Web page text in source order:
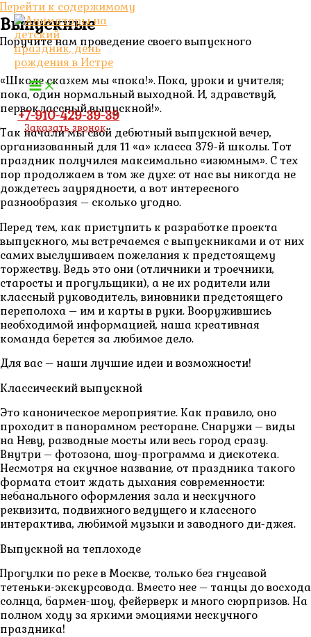
Перейти к содержимому
+7-910-429-39-39
Заказать звонок
Выпускные
Поручите нам проведение своего выпускного
«Школе скажем мы «пока!». Пока, уроки и учителя;
пока, один нормальный выходной. И, здравствуй,
первоклассный выпускной!».
Так начали мы свой дебютный выпускной вечер,
организованный для 11 «а» класса 379-й школы. Тот
праздник получился максимально «изюмным». С тех
пор продолжаем в том же духе: от нас вы никогда не
дождетесь заурядности, а вот интересного
разнообразия – сколько угодно.
Перед тем, как приступить к разработке проекта
выпускного, мы встречаемся с выпускниками и от них
самих выслушиваем пожелания к предстоящему
торжеству. Ведь это они (отличники и троечники,
старосты и прогульщики), а не их родители или
классный руководитель, виновники предстоящего
переполоха – им и карты в руки. Вооружившись
необходимой информацией, наша креативная
команда берется за любимое дело.
Для вас – наши лучшие идеи и возможности!
Классический выпускной
Это каноническое мероприятие. Как правило, оно
проходит в панорамном ресторане. Снаружи – виды
на Неву, разводные мосты или весь город сразу.
Внутри – фотозона, шоу-программа и дискотека.
Несмотря на скучное название, от праздника такого
формата стоит ждать дыхания современности:
небанального оформления зала и нескучного
реквизита, подвижного ведущего и классного
интерактива, любимой музыки и заводного ди-джея.
Выпускной на теплоходе
Прогулки по реке в Москве, только без гнусавой
тетеньки-экскурсовода. Вместо нее – танцы до восхода
солнца, бармен-шоу, фейерверк и много сюрпризов. На
полном ходу за яркими эмоциями нескучного
праздника!